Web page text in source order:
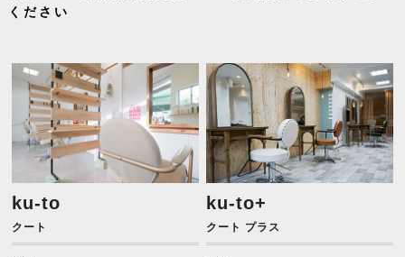
ください
ku-to
クート
ku-to+
クート プラス